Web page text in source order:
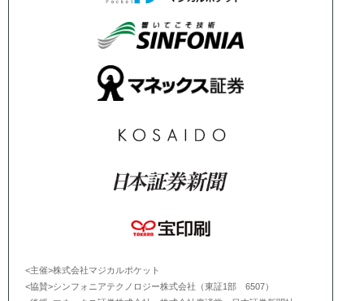
<主催>株式会社マジカルポケット
<協賛>シンフォニアテクノロジー株式会社（東証1部 6507）